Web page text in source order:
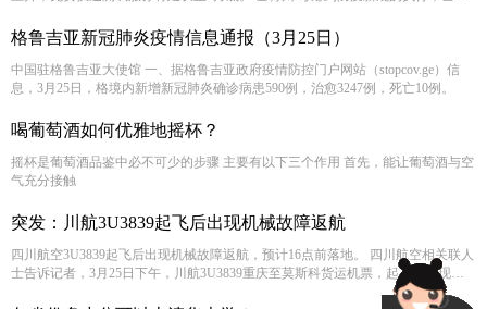
据，在工作日期间提交的数据也将仅限于最关键的指标。
格鲁吉亚新冠肺炎疫情信息通报（3月25日）
中国驻格鲁吉亚大使馆 ​一、据格鲁吉亚政府疫情防控门户网站（stopcov.ge）信
息，3月25日，格境内新增新冠肺炎确诊病患590例，治愈3247例，死亡10例。
喝葡萄酒如何优雅地摇杯？
摇杯是葡萄酒品鉴中必不可少的步骤 主要有以下三个作用 首先，能让葡萄酒与空
气充分接触
突发：川航3U3839起飞后出现机械故障返航
四川航空3U3839起飞后出现机械故障返航，预计16点前落地。 四川航空相关联人
士告诉记者，3月25日下午，川航3U3839重庆至莫斯科货运机票，起飞后出现机